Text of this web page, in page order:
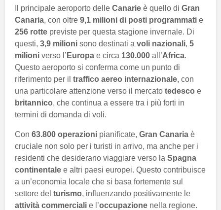
Il principale aeroporto delle Canarie è quello di Gran
Canaria, con oltre 9,1 milioni di posti programmati e
256 rotte previste per questa stagione invernale. Di
questi, 3,9 milioni sono destinati a voli nazionali, 5
milioni verso l’ Europa e circa 130.000 all’Africa.
Questo aeroporto si conferma come un punto di
riferimento per il traffico aereo internazionale, con
una particolare attenzione verso il mercato tedesco e
britannico, che continua a essere tra i più forti in
termini di domanda di voli.
Con 63.800 operazioni pianificate, Gran Canaria è
cruciale non solo per i turisti in arrivo, ma anche per i
residenti che desiderano viaggiare verso la Spagna
continentale e altri paesi europei. Questo contribuisce
a un’economia locale che si basa fortemente sul
settore del turismo, influenzando positivamente le
attività commerciali e l’occupazione nella regione.